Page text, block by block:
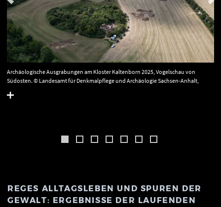
Archäologische Ausgrabungen am Kloster Kaltenborn 2025, Vogelschau von
Südosten. © Landesamt für Denkmalpflege und Archäologie Sachsen-Anhalt,
REGES ALLTAGSLEBEN UND SPUREN DER
GEWALT: ERGEBNISSE DER LAUFENDEN